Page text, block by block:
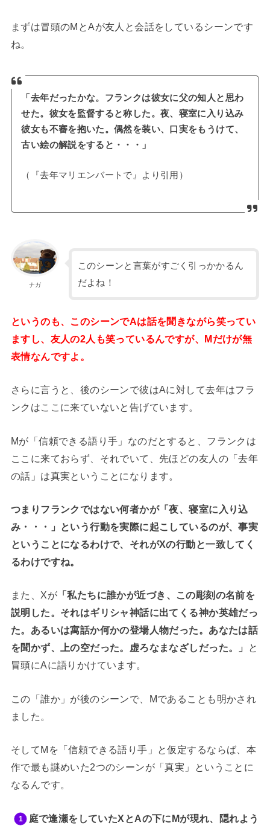
まずは冒頭のMとAが友人と会話をしているシーンです
ね。
「去年だったかな。フランクは彼女に父の知人と思わ
せた。彼女を監督すると称した。夜、寝室に入り込み
彼女も不審を抱いた。偶然を装い、口実をもうけて、
古い絵の解説をすると・・・」
（『去年マリエンバートで』より引用）
ナガ
このシーンと言葉がすごく引っかかるん
だよね！
というのも、このシーンでAは話を聞きながら笑ってい
ますし、友人の2人も笑っているんですが、Mだけが無
表情なんですよ。
さらに言うと、後のシーンで彼はAに対して去年はフラ
ンクはここに来ていないと告げています。
Mが「信頼できる語り手」なのだとすると、フランクは
ここに来ておらず、それでいて、先ほどの友人の「去年
の話」は真実ということになります。
つまりフランクではない何者かが「夜、寝室に入り込
み・・・」という行動を実際に起こしているのが、事実
ということになるわけで、それがXの行動と一致してく
るわけですね。
また、Xが「私たちに誰かが近づき、この彫刻の名前を
説明した。それはギリシャ神話に出てくる神か英雄だっ
た。あるいは寓話か何かの登場人物だった。あなたは話
を聞かず、上の空だった。虚ろなまなざしだった。」
と
冒頭にAに語りかけています。
この「誰か」が後のシーンで、Mであることも明かされ
ました。
そしてMを「信頼できる語り手」と仮定するならば、本
作で最も謎めいた2つのシーンが「真実」ということに
なるんです。
庭で逢瀬をしていたXとAの下にMが現れ、隠れよう